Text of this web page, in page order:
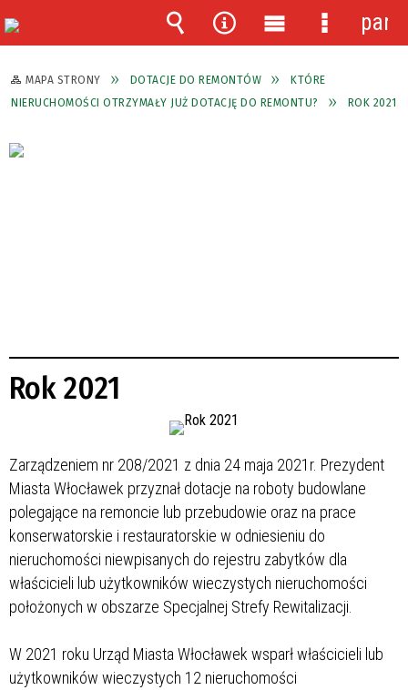
MAPA STRONY DOTACJE DO REMONTÓW
KTÓRE
NIERUCHOMOŚCI OTRZYMAŁY JUŻ DOTACJĘ DO REMONTU?
ROK 2021
Rok 2021
Zarządzeniem nr 208/2021 z dnia 24 maja 2021r. Prezydent
Miasta Włocławek przyznał dotacje na roboty budowlane
polegające na remoncie lub przebudowie oraz na prace
konserwatorskie i restauratorskie w odniesieniu do
nieruchomości niewpisanych do rejestru zabytków dla
właścicieli lub użytkowników wieczystych nieruchomości
położonych w obszarze Specjalnej Strefy Rewitalizacji.
W 2021 roku Urząd Miasta Włocławek wsparł właścicieli lub
użytkowników wieczystych 12 nieruchomości
Wyszukiwarka
Narzędzia
Menu
główne
Menu